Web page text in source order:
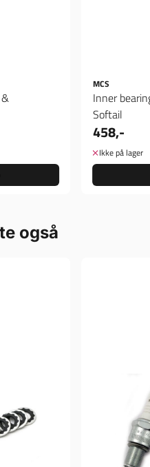
MCS
Inner
Softail
458,-
Ikke på lager
også